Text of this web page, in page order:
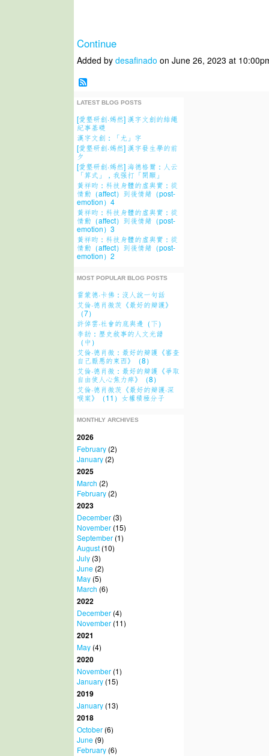
Continue
Added by desafinado on June 26, 2023 at
LATEST BLOG POSTS
[愛墾研創·嫣然] 漢字文創的結繩
紀事基礎
漢字文創：「尤」字
[愛墾研創·嫣然] 漢字發生學的前
夕
[愛墾研創·嫣然] 海德格爾：人云
「算式」，我强打「開顯」
黃祥昀：科技身體的虛與實：從
情動（affect）到後情緒（post-
emotion）4
黃祥昀：科技身體的虛與實：從
情動（affect）到後情緒（post-
emotion）3
黃祥昀：科技身體的虛與實：從
情動（affect）到後情緒（post-
emotion）2
MOST POPULAR BLOG POSTS
雷蒙德·卡佛：沒人說一句話
艾倫·德肖微茨《最好的辯護》
（7）
許倬雲·社會的底與邊（下）
李劼：歷史敘事的人文光譜
（中）
艾倫·德肖微：最好的辯護《審查
自己厭悪的東西》（8）
艾倫·德肖微：最好的辯護《爭取
自由使人心焦力瘁》（8）
艾倫·德肖微茨《最好的辯護·深
喉案》（11）女權積極分子
MONTHLY ARCHIVES
2026
February(2)
January(2)
2025
March (2)
February(2)
2023
December(3)
November(15)
September(1)
August(10)
July(3)
June(2)
May(5)
March (6)
2022
December(4)
November(11)
2021
May(4)
2020
November(1)
January(15)
2019
January(13)
2018
October(6)
June(9)
February(6)